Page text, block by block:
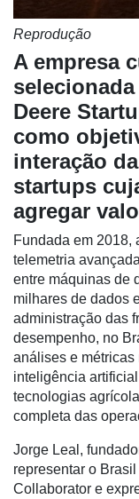
Cadastre-
se
Minha
conta
Notícias
Destaque
Mercado
Troca
de
Cadeira
Artigos
Agenda
Reprodução
A empresa
Deere
como
interação
startups
agregar
Fundada em 2018,
telemetria
entre máquinas de
milhares de dados
administração das
desempenho, no
análises e métricas
inteligência
tecnologias
completa das
Jorge Leal,
representar o
Collaborator e